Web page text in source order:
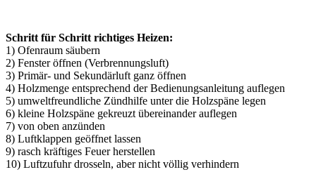
Schritt für Schritt richtiges Heizen:
1) Ofenraum säubern
2) Fenster öffnen (Verbrennungsluft)
3) Primär- und Sekundärluft ganz öffnen
4) Holzmenge entsprechend der Bedienungsanleitung auflegen
5) umweltfreundliche Zündhilfe unter die Holzspäne legen
6) kleine Holzspäne gekreuzt übereinander auflegen
7) von oben anzünden
8) Luftklappen geöffnet lassen
9) rasch kräftiges Feuer herstellen
10) Luftzufuhr drosseln, aber nicht völlig verhindern